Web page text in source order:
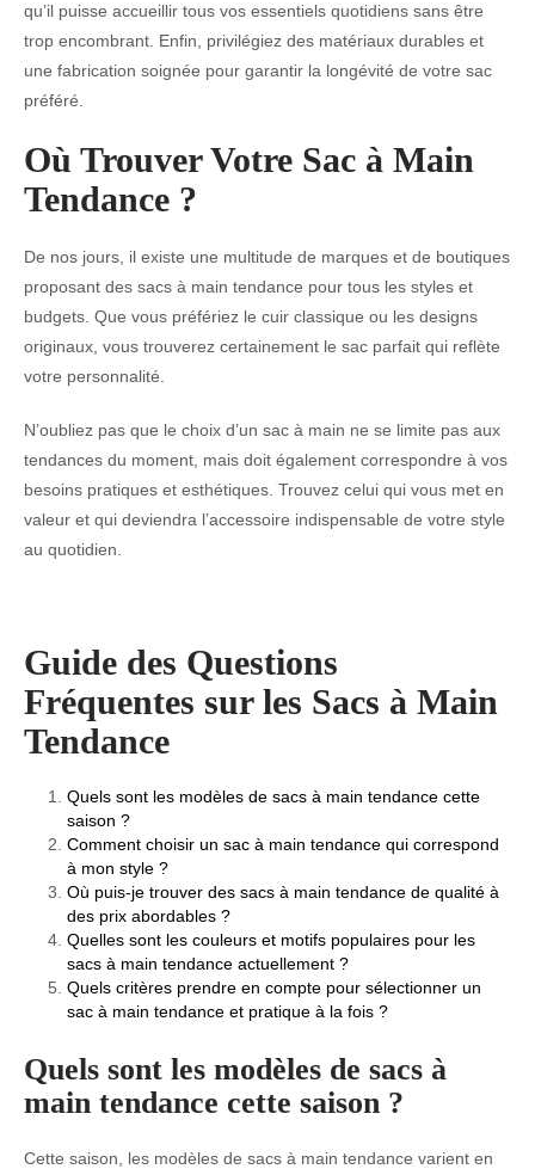
qu’il puisse accueillir tous vos essentiels quotidiens sans être
trop encombrant. Enfin, privilégiez des matériaux durables et
une fabrication soignée pour garantir la longévité de votre sac
préféré.
Où Trouver Votre Sac à Main
Tendance ?
De nos jours, il existe une multitude de marques et de boutiques
proposant des sacs à main tendance pour tous les styles et
budgets. Que vous préfériez le cuir classique ou les designs
originaux, vous trouverez certainement le sac parfait qui reflète
votre personnalité.
N’oubliez pas que le choix d’un sac à main ne se limite pas aux
tendances du moment, mais doit également correspondre à vos
besoins pratiques et esthétiques. Trouvez celui qui vous met en
valeur et qui deviendra l’accessoire indispensable de votre style
au quotidien.
Guide des Questions
Fréquentes sur les Sacs à Main
Tendance
Quels sont les modèles de sacs à main tendance cette
saison ?
Comment choisir un sac à main tendance qui correspond
à mon style ?
Où puis-je trouver des sacs à main tendance de qualité à
des prix abordables ?
Quelles sont les couleurs et motifs populaires pour les
sacs à main tendance actuellement ?
Quels critères prendre en compte pour sélectionner un
sac à main tendance et pratique à la fois ?
Quels sont les modèles de sacs à
main tendance cette saison ?
Cette saison, les modèles de sacs à main tendance varient en